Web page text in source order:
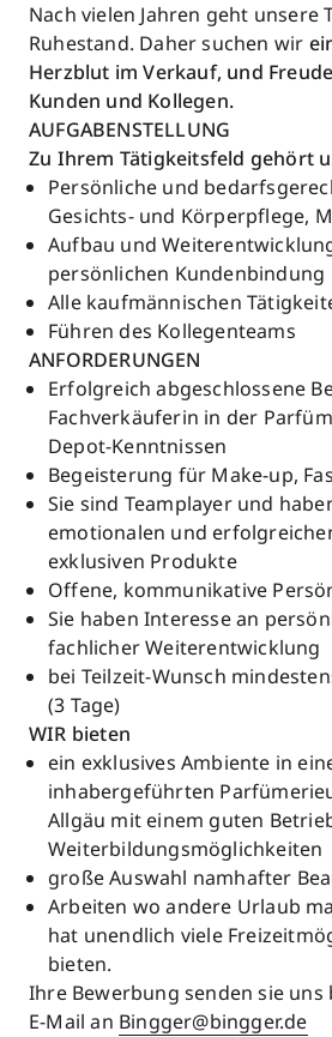
Nach vielen Jahren geht unsere
Ruhestand. Daher suchen wir
Herzblut im Verkauf, und
Kunden und Kollegen.
AUFGABENSTELLUNG
Zu Ihrem Tätigkeitsfeld gehört
Persönliche und
Gesichts- und Körperpflege,
Aufbau und
persönlichen Kundenbindung
Alle kaufmännischen
Führen des Kollegenteams
ANFORDERUNGEN
Erfolgreich abgeschlossene
Fachverkäuferin in der
Depot-Kenntnissen
Begeisterung für Make-up,
Sie sind Teamplayer und
emotionalen und
exklusiven Produkte
Offene, kommunikative
Sie haben Interesse an
fachlicher Weiterentwicklung
bei Teilzeit-Wunsch
(3 Tage)
WIR bieten
ein exklusives Ambiente in
inhabergeführten
Allgäu mit einem guten
Weiterbildungsmöglichkeiten
große Auswahl namhafter
Arbeiten wo andere Urlaub
hat unendlich viele
bieten.
Ihre Bewerbung senden sie
E-Mail an Bingger@bingger.de